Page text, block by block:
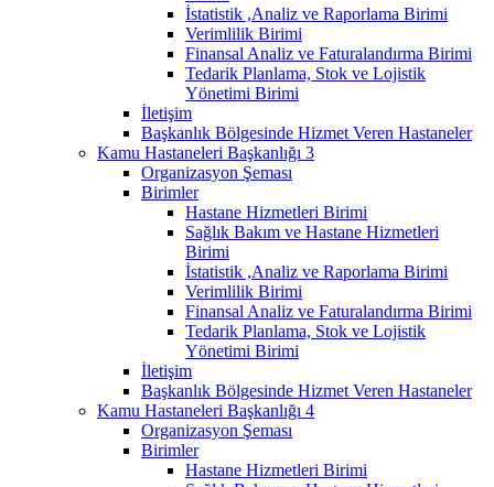
İstatistik ,Analiz ve Raporlama Birimi
Verimlilik Birimi
Finansal Analiz ve Faturalandırma Birimi
Tedarik Planlama, Stok ve Lojistik
Yönetimi Birimi
İletişim
Başkanlık Bölgesinde Hizmet Veren Hastaneler
Kamu Hastaneleri Başkanlığı 3
Organizasyon Şeması
Birimler
Hastane Hizmetleri Birimi
Sağlık Bakım ve Hastane Hizmetleri
Birimi
İstatistik ,Analiz ve Raporlama Birimi
Verimlilik Birimi
Finansal Analiz ve Faturalandırma Birimi
Tedarik Planlama, Stok ve Lojistik
Yönetimi Birimi
İletişim
Başkanlık Bölgesinde Hizmet Veren Hastaneler
Kamu Hastaneleri Başkanlığı 4
Organizasyon Şeması
Birimler
Hastane Hizmetleri Birimi